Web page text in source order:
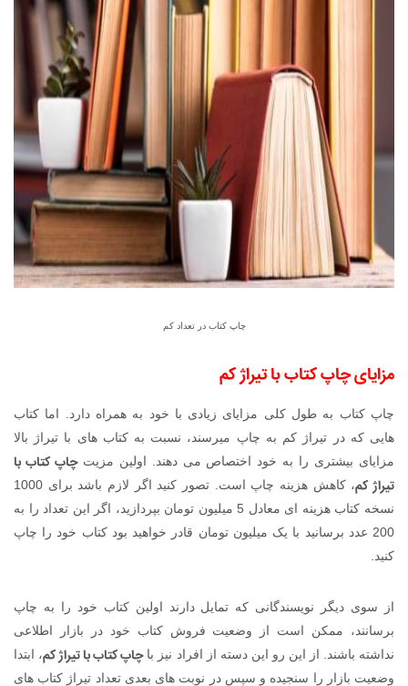
چاپ کتاب در تعداد کم
مزایایچاپ کتاب با تیراژ کم
چاپ کتاب به طول کلی مزایای زیادی با خود به همراه دارد. اما کتاب
هایی که در تیراژ کم به چاپ میرسند، نسبت به کتاب های با تیراژ بالا
مزایای بیشتری را به خود اختصاص می دهند. اولین مزیتچاپ کتاب با
تیراژ کم
، کاهش هزینه چاپ است. تصور کنید اگر لازم باشد برای 1000
نسخه کتاب هزینه ای معادل 5 میلیون تومان بپردازید، اگر این تعداد را به
200 عدد برسانید با یک میلیون تومان قادر خواهید بود کتاب خود را چاپ
کنید.
از سوی دیگر نویسندگانی که تمایل دارند اولین کتاب خود را به چاپ
برسانند، ممکن است از وضعیت فروش کتاب خود در بازار اطلاعی
نداشته باشند. از این رو این دسته از افراد نیز باچاپ کتاب با تیراژ کم، ابتدا
وضعیت بازار را سنجیده و سپس در نوبت های بعدی تعداد تیراژ کتاب های